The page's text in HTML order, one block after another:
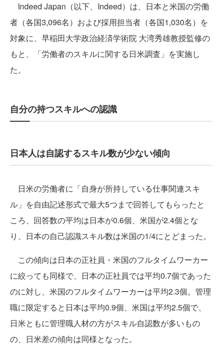
Indeed Japan（以下、Indeed）は、日本と米国の労働
者（各国3,096名）および採用担当者（各国1,030名）を
対象に、早稲田大学政治経済学術院 大湾秀雄教授監修の
もと、「労働者のスキルに関する日米調査」を実施し
た。
自分の持つスキルへの認識
日本人は自認するスキル数が少ない傾向
日米の労働者に「自身が所持している仕事関連スキ
ル」を自由記述形式で最大5つまで回答してもらったと
ころ、回答数の平均は日本が0.6個、米国が2.4個とな
り、日本の自己認識スキル数は米国の1/4にとどまった。
この傾向は日本の正社員・米国のフルタイムワーカー
に絞っても同様で、日本の正社員では平均0.7個であった
のに対し、米国のフルタイムワーカーは平均2.3個。管理
職に限定すると日本は平均0.9個、米国は平均2.5個で、
日米ともに管理職人材の方がスキル自認数が多いもの
の、日米差の傾向は同様となった。